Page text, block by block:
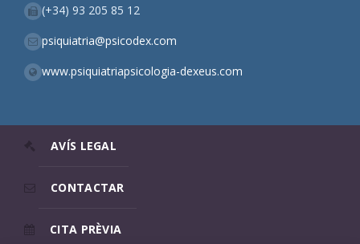
(+34) 93 205 85 12
psiquiatria@psicodex.com
www.psiquiatriapsicologia-dexeus.com
AVÍS LEGAL
CONTACTAR
CITA PRÈVIA